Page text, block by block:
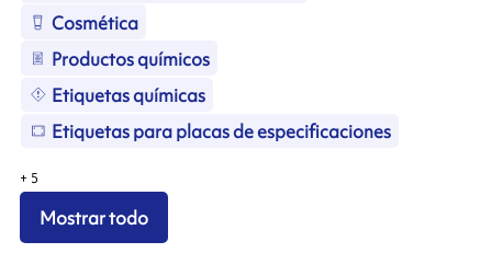
Cosmética
Productos químicos
Etiquetas químicas
Etiquetas para placas de especificaciones
+ 5
Mostrar todo